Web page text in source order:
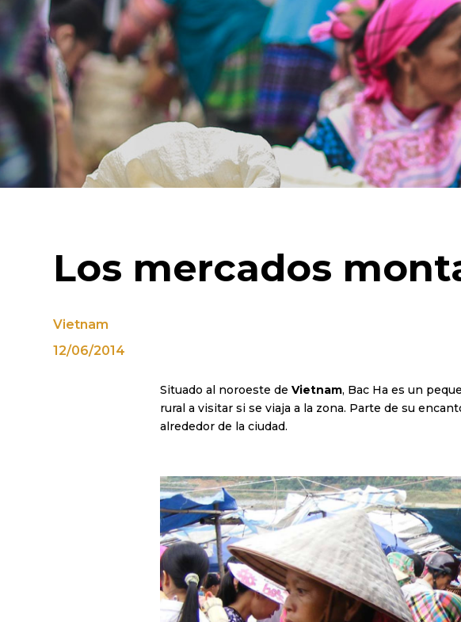
Los mercados
Vietnam
12/06/2014
Situado al noroeste de Vietnam, Bac Ha es un
rural a visitar si se viaja a la zona. Parte de su
alrededor de la ciudad.